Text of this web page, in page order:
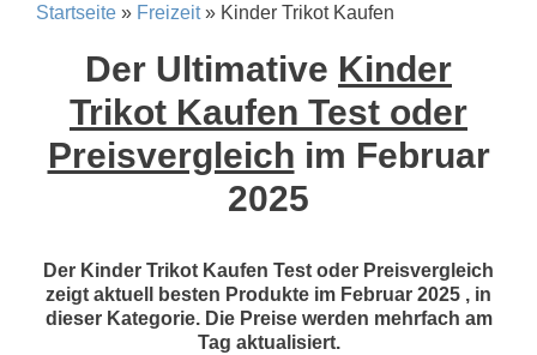
Startseite » Freizeit» Kinder Trikot Kaufen
Der Ultimative Kinder
Trikot Kaufen Test oder
Preisvergleich im Februar
2025
Der Kinder Trikot Kaufen Test oder Preisvergleich
zeigt aktuell besten Produkte im Februar 2025 , in
dieser Kategorie. Die Preise werden mehrfach am
Tag aktualisiert.